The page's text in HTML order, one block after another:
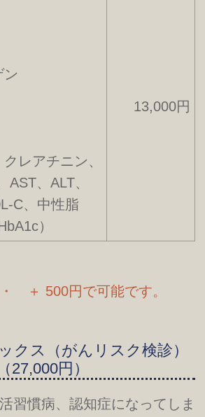
ン
レアチニン、
AST、ALT、
C、中性脂
）
13,000円
＋ 500円で可能です。
クス（がんリスク検診）
27,000円）
習慣病、認知症になってしま